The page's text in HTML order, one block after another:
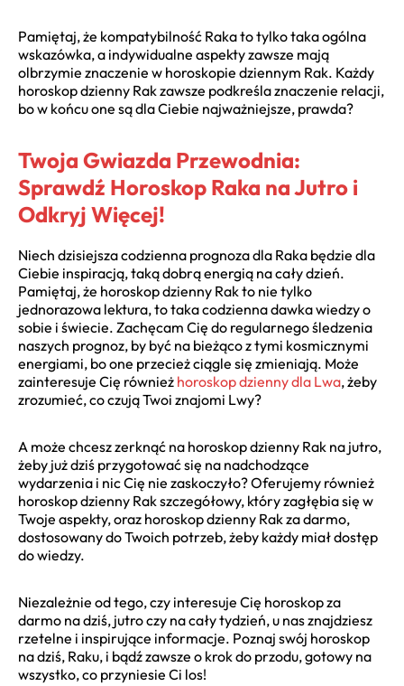
Pamiętaj, że kompatybilność Raka to tylko taka ogólna
wskazówka, a indywidualne aspekty zawsze mają
olbrzymie znaczenie w horoskopie dziennym Rak. Każdy
horoskop dzienny Rak zawsze podkreśla znaczenie relacji,
bo w końcu one są dla Ciebie najważniejsze, prawda?
Twoja Gwiazda Przewodnia:
Sprawdź Horoskop Raka na Jutro i
Odkryj Więcej!
Niech dzisiejsza codzienna prognoza dla Raka będzie dla
Ciebie inspiracją, taką dobrą energią na cały dzień.
Pamiętaj, że horoskop dzienny Rak to nie tylko
jednorazowa lektura, to taka codzienna dawka wiedzy o
sobie i świecie. Zachęcam Cię do regularnego śledzenia
naszych prognoz, by być na bieżąco z tymi kosmicznymi
energiami, bo one przecież ciągle się zmieniają. Może
zainteresuje Cię również horoskop dzienny dla Lwa, żeby
zrozumieć, co czują Twoi znajomi Lwy?
A może chcesz zerknąć na horoskop dzienny Rak na jutro,
żeby już dziś przygotować się na nadchodzące
wydarzenia i nic Cię nie zaskoczyło? Oferujemy również
horoskop dzienny Rak szczegółowy, który zagłębia się w
Twoje aspekty, oraz horoskop dzienny Rak za darmo,
dostosowany do Twoich potrzeb, żeby każdy miał dostęp
do wiedzy.
Niezależnie od tego, czy interesuje Cię horoskop za
darmo na dziś, jutro czy na cały tydzień, u nas znajdziesz
rzetelne i inspirujące informacje. Poznaj swój horoskop
na dziś, Raku, i bądź zawsze o krok do przodu, gotowy na
wszystko, co przyniesie Ci los!